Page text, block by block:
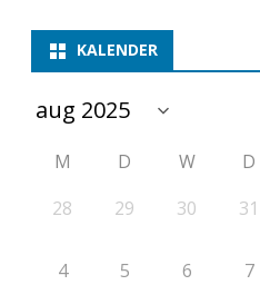
i
i
e
r
KALENDER
M D W D
28
29 30 31
4 5 6 7